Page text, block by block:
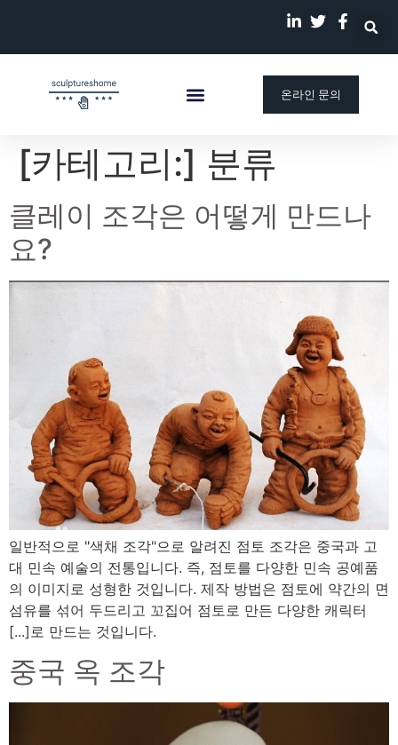
온라인 문의
[카테고리:] 분류
클레이 조각은 어떻게 만드나
요?
일반적으로 "색채 조각"으로 알려진 점토 조각은 중국과 고
대 민속 예술의 전통입니다. 즉, 점토를 다양한 민속 공예품
의 이미지로 성형한 것입니다. 제작 방법은 점토에 약간의 면
섬유를 섞어 두드리고 꼬집어 점토로 만든 다양한 캐릭터
[...]로 만드는 것입니다.
중국 옥 조각